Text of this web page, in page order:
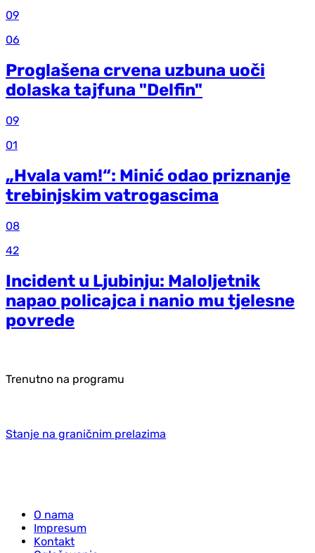
09
06
Proglašena crvena uzbuna uoči
dolaska tajfuna "Delfin"
09
01
„Hvala vam!“: Minić odao priznanje
trebinjskim vatrogascima
08
42
Incident u Ljubinju: Maloljetnik
napao policajca i nanio mu tjelesne
povrede
Trenutno na programu
Stanje na graničnim prelazima
O nama
Impresum
Kontakt